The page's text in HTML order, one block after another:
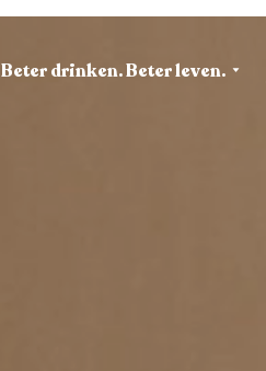
Beter drinken. Beter leven.